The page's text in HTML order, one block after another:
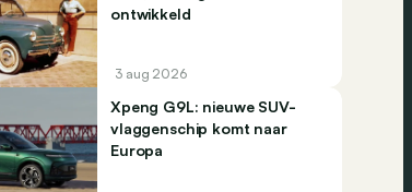
ontwikkeld
3 aug 2026
Xpeng G9L: nieuwe SUV-
vlaggenschip komt naar
Europa